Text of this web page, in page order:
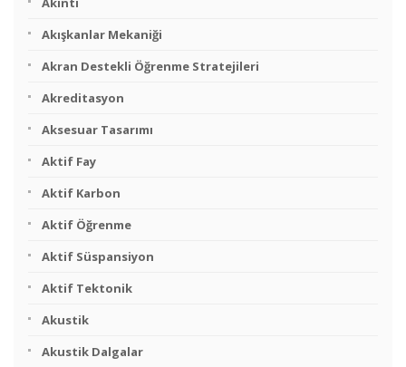
Akışkanlar Mekaniği
Akran Destekli Öğrenme Stratejileri
Akreditasyon
Aksesuar Tasarımı
Aktif Fay
Aktif Karbon
Aktif Öğrenme
Aktif Süspansiyon
Aktif Tektonik
Akustik
Akustik Dalgalar